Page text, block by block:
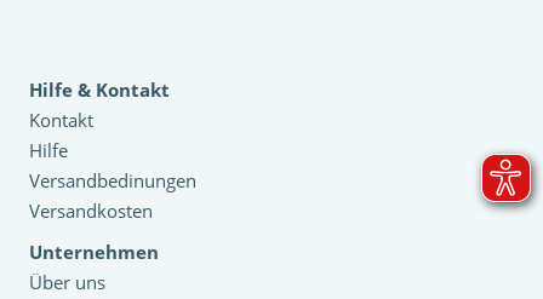
Hilfe & Kontakt
Kontakt
Hilfe
Versandbedinungen
Versandkosten
Unternehmen
Über uns